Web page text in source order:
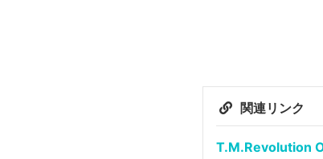
関連リンク
T.M.Revolution